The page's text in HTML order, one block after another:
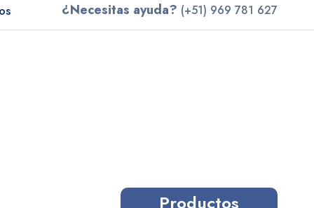
¿Necesitas ayuda? (+51) 969 781 627
Productos